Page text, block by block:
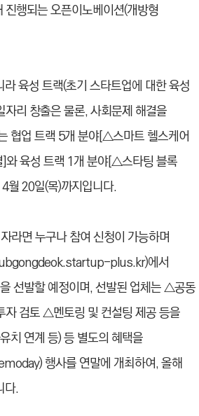
행되는 오픈이노베이션(개방형
육성 트랙(초기 스타트업에 대한 육성
리 창출은 물론, 사회문제 해결을
협업 트랙 5개 분야[△스마트 헬스케어
육성 트랙 1개 분야[△스타팅 블록
월 20일(목)까지입니다.
라면 누구나 참여 신청이 가능하며
plus.kr)에서
선발할 예정이며, 선발된 업체는 △공동
검토 △멘토링 및 컨설팅 제공 등을
치 연계 등) 등 별도의 혜택을
행사를 연말에 개최하여, 올해
다.